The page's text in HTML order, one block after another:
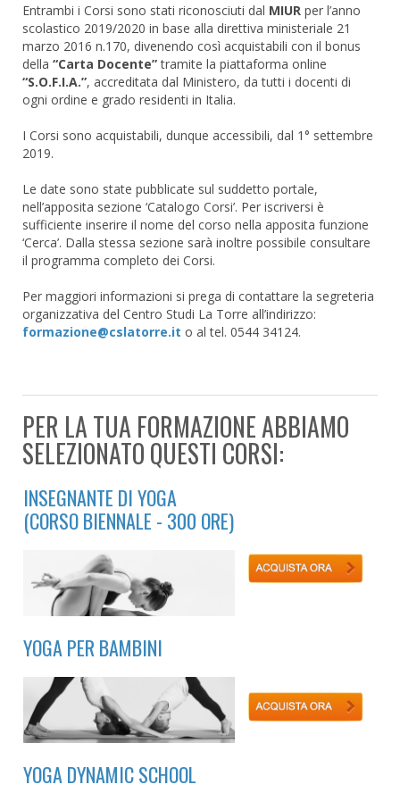
Entrambi i Corsi sono stati riconosciuti dal MIUR per l’anno
scolastico 2019/2020 in base alla direttiva ministeriale 21
marzo 2016 n.170, divenendo così acquistabili con il bonus
della “Carta Docente”tramite la piattaforma online
“S.O.F.I.A.”, accreditata dal Ministero, da tutti i docenti di
ogni ordine e grado residenti in Italia.
I Corsi sono acquistabili, dunque accessibili, dal 1° settembre
2019.
Le date sono state pubblicate sul suddetto portale,
nell’apposita sezione ‘Catalogo Corsi’. Per iscriversi è
sufficiente inserire il nome del corso nella apposita funzione
‘Cerca’. Dalla stessa sezione sarà inoltre possibile consultare
il programma completo dei Corsi.
Per maggiori informazioni si prega di contattare la segreteria
organizzativa del Centro Studi La Torre all’indirizzo:
o al tel. 0544 34124.
PER LA TUA FORMAZIONE ABBIAMO
SELEZIONATO QUESTI CORSI:
INSEGNANTE DI YOGA
(CORSO BIENNALE - 300 ORE)
YOGA PER BAMBINI
YOGA DYNAMIC SCHOOL